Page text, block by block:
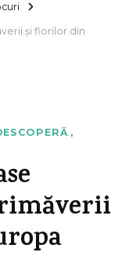
și florilor din